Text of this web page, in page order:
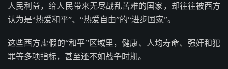
人民利益，给人民带来无尽战乱苦难的国家，却往往被西方
认为是“热爱和平”、“热爱自由”的“进步国家”。
这些西方虚假的“和平”区域里，健康、人均寿命、强奸和犯
罪等多项指标，甚至还不如战争时期。